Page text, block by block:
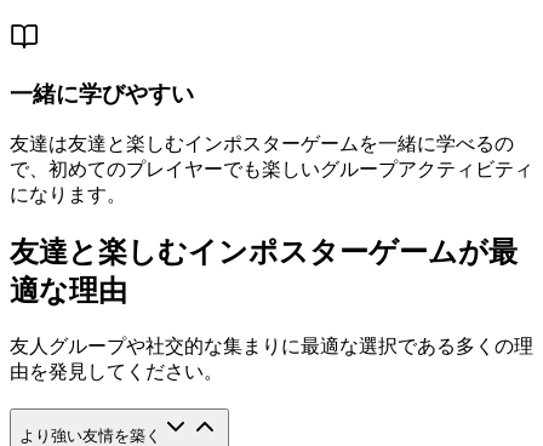
一緒に学びやすい
友達は友達と楽しむインポスターゲームを一緒に学べるの
で、初めてのプレイヤーでも楽しいグループアクティビティ
になります。
友達と楽しむインポスターゲームが最
適な理由
友人グループや社交的な集まりに最適な選択である多くの理
由を発見してください。
より強い友情を築く